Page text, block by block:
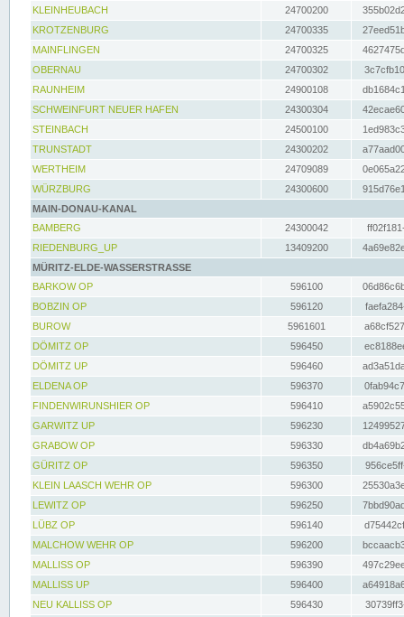
KLEINHEUBACH 24700200
KROTZENBURG
24700335
MAINFLINGEN
24700325
OBERNAU
24700302
RAUNHEIM
24900108
SCHWEINFURT NEUER HAFEN
24300304
STEINBACH
24500100
TRUNSTADT
24300202
WERTHEIM
24709089
WÜRZBURG
24300600
MAIN-DONAU-KANAL
BAMBERG
24300042
RIEDENBURG_UP
13409200
MÜRITZ-ELDE-WASSERSTRASSE
BARKOW OP
596100
BOBZIN OP
596120
BUROW
5961601
DÖMITZ OP
596450
DÖMITZ UP
596460
ELDENA OP
596370
FINDENWIRUNSHIER OP
596410
GARWITZ UP
596230
GRABOW OP
596330
GÜRITZ OP
596350
KLEIN LAASCH WEHR OP
596300
LEWITZ OP
596250
LÜBZ OP
596140
MALCHOW WEHR OP
596200
MALLISS OP
596390
MALLISS UP
596400
NEU KALLISS OP
596430